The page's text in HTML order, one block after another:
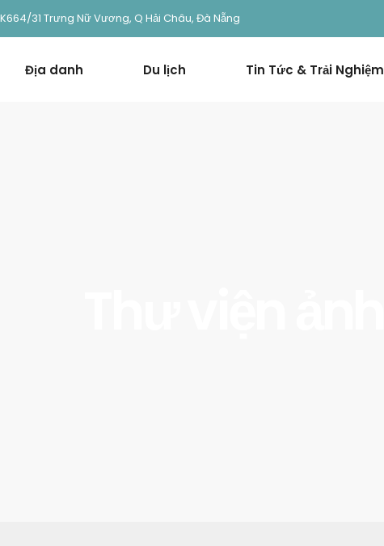
K664/31 Trưng Nữ Vương, Q Hải Châu, Đà Nẵng
Địa danh Du lịch Tin Tức & Trải Nghiệm